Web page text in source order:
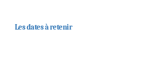
Les dates à retenir